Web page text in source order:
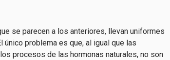
se parecen a los anteriores, llevan uniformes
único problema es que, al igual que las
procesos de las hormonas naturales, no son